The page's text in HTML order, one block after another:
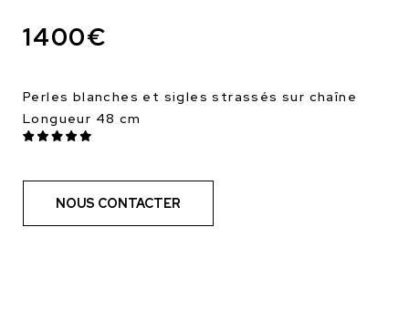
1400€
Perles blanches et sigles strassés sur chaîne
Longueur 48 cm
NOUS CONTACTER